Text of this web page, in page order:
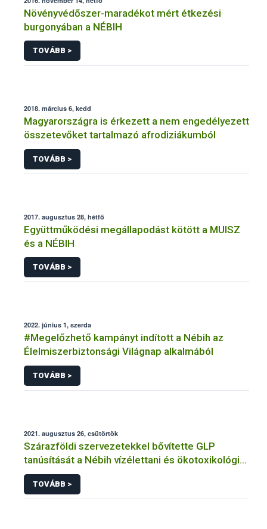
Növényvédőszer-maradékot mért étkezési
burgonyában a NÉBIH
TOVÁBB >
2018. március 6, kedd
Magyarországra is érkezett a nem engedélyezett
összetevőket tartalmazó afrodiziákumból
TOVÁBB >
2017. augusztus 28, hétfő
Együttműködési megállapodást kötött a MUISZ
és a NÉBIH
TOVÁBB >
2022. június 1, szerda
#Megelőzhető kampányt indított a Nébih az
Élelmiszerbiztonsági Világnap alkalmából
TOVÁBB >
2021. augusztus 26, csütörtök
Szárazföldi szervezetekkel bővítette GLP
tanúsítását a Nébih vízélettani és ökotoxikológiai
laboratóriuma
TOVÁBB >